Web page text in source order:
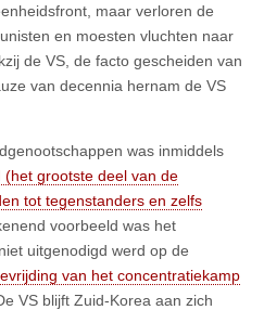
maar verloren de
en moesten vluchten naar
de VS, de facto gescheiden van
van decennia hernam de VS
was inmiddels
(het grootste deel van de
tot tegenstanders en zelfs
voorbeeld was het
uitgenodigd werd op de
van het concentratiekamp
VS blijft Zuid-Korea aan zich